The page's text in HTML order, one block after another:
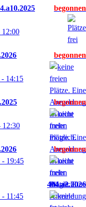
12:00
12:30
- 14:15
- 19:45
404.a2.2026
- 11:45